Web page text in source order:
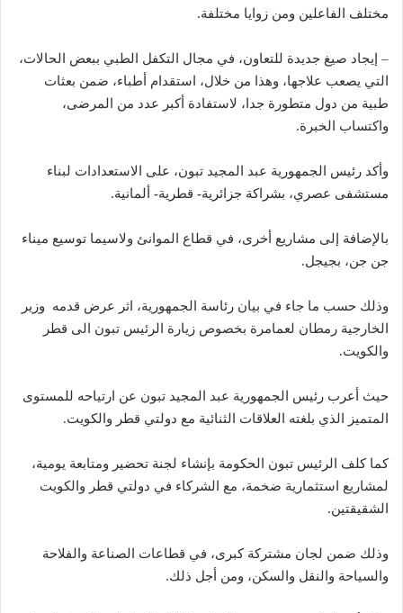
مختلف الفاعلين ومن زوايا مختلفة.
– إيجاد صيغ جديدة للتعاون، في مجال التكفل الطبي ببعض الحالات،
التي يصعب علاجها، وهذا من خلال، استقدام أطباء، ضمن بعثات
طبية من دول متطورة جدا، لاستفادة أكبر عدد من المرضى،
واكتساب الخبرة.
وأكد رئيس الجمهورية عبد المجيد تبون، على الاستعدادات لبناء
مستشفى عصري، بشراكة جزائرية- قطرية- ألمانية.
بالإضافة إلى مشاريع أخرى، في قطاع الموانئ ولاسيما توسيع ميناء
جن جن، بجيجل.
وذلك حسب ما جاء في بيان رئاسة الجمهورية، اثر عرض قدمه وزير
الخارجية رمطان لعمامرة بخصوص زيارة الرئيس تبون الى قطر
والكويت.
حيث أعرب رئيس الجمهورية عبد المجيد تبون عن ارتياحه للمستوى
المتميز الذي بلغته العلاقات الثنائية مع دولتي قطر والكويت.
كما كلف الرئيس تبون الحكومة بإنشاء لجنة تحضير ومتابعة يومية،
لمشاريع استثمارية ضخمة، مع الشركاء في دولتي قطر والكويت
الشقيقتين.
وذلك ضمن لجان مشتركة كبرى، في قطاعات الصناعة والفلاحة
والسياحة والنقل والسكن، ومن أجل ذلك.